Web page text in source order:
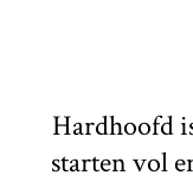
Hardhoofd
starten vol